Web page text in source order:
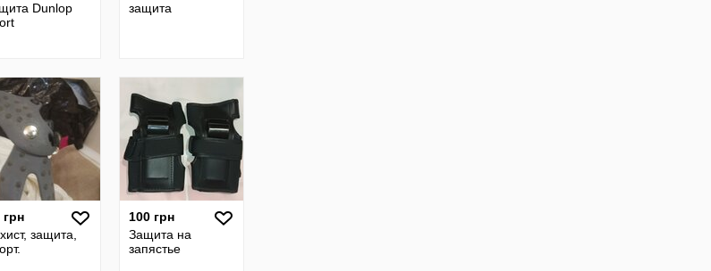
Dunlop
защита
грн
защита,
100 грн
Защита на
запястье